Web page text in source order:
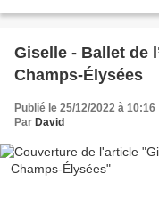
Giselle - Ballet de
Champs-Élysées
Publié le 25/12/2022 à 10:16
Par David